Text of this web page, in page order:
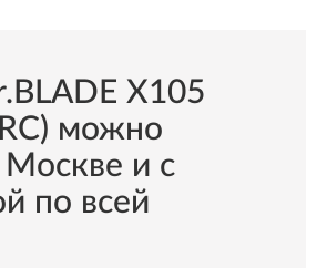
Х105
можно
Москве и с
по всей